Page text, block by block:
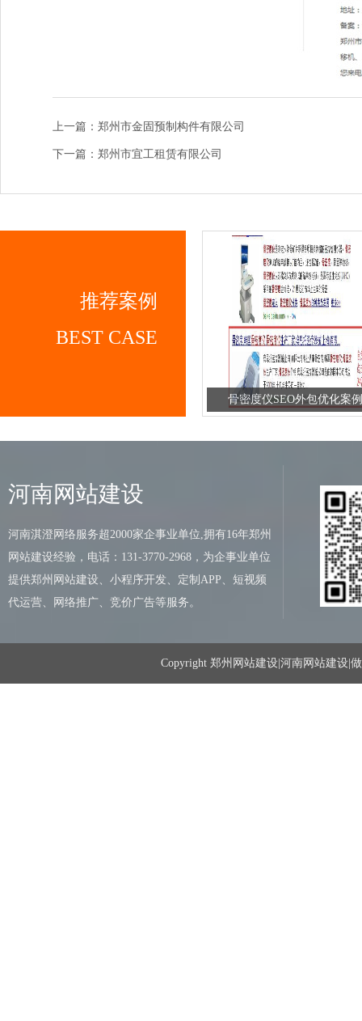
上一篇：郑州市金固预制构件有限公司
下一篇：郑州市宜工租赁有限公司
推荐案例
BEST CASE
骨密度仪SEO外包优化案例
河南网站建设
河南淇澄网络服务超2000家企事业单位,拥有16年郑州
网站建设经验，电话：131-3770-2968，为企事业单位
提供郑州网站建设、小程序开发、定制APP、短视频
代运营、网络推广、竞价广告等服务。
Copyright 郑州网站建设|河南网站建设|